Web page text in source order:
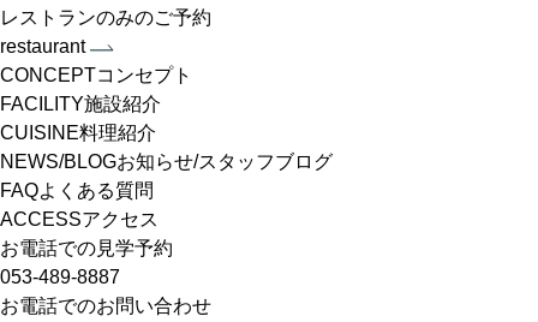
レストランのみのご予約
restaurant
CONCEPTコンセプト
FACILITY施設紹介
CUISINE料理紹介
NEWS/BLOGお知らせ/スタッフブログ
FAQよくある質問
ACCESSアクセス
お電話での見学予約
053-489-8887
お電話でのお問い合わせ